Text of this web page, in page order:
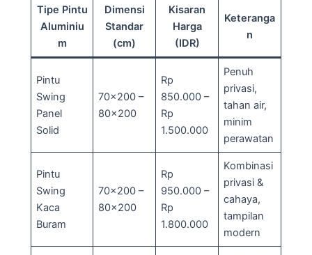
Tipe Pintu
Aluminiu
m
Dimensi
Standar
(cm)
Kisaran
Harga
(IDR)
Keteranga
n
Pintu
Swing
Panel
Solid
70×200 –
80×200
Rp
850.000 –
Rp
1.500.000
Penuh
privasi,
tahan air,
minim
perawatan
Pintu
Swing
Kaca
Buram
70×200 –
80×200
Rp
950.000 –
Rp
1.800.000
Kombinasi
privasi &
cahaya,
tampilan
modern